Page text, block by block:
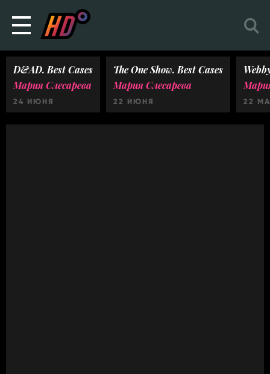
D&AD. Best Cases
Мария Слесарева
24 ИЮНЯ
The One Show. Best Cases
Мария Слесарева
22 ИЮНЯ 22